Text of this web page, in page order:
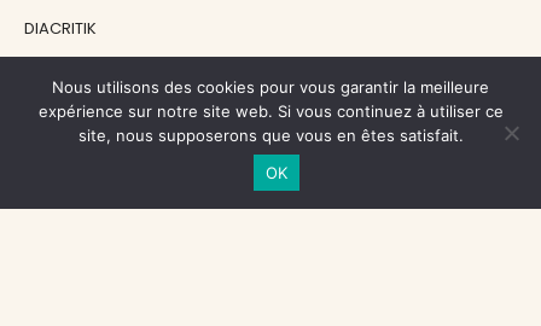
DIACRITIK
NOS SOUTIENS
CENTRE NATIONAL DU LIVRE
Nous utilisons des cookies pour vous garantir la meilleure
expérience sur notre site web. Si vous continuez à utiliser ce
site, nous supposerons que vous en êtes satisfait.
OK